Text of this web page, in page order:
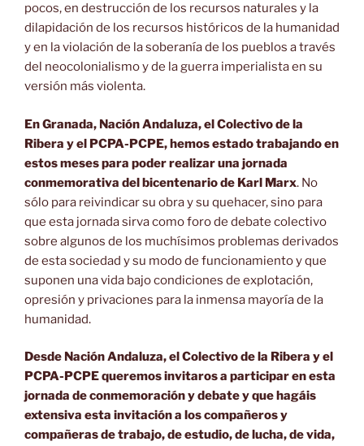
pocos, en destrucción de los recursos naturales y la
dilapidación de los recursos históricos de la humanidad
y en la violación de la soberanía de los pueblos a través
del neocolonialismo y de la guerra imperialista en su
versión más violenta.
En Granada, Nación Andaluza, el Colectivo de la
Ribera y el PCPA-PCPE, hemos estado trabajando en
estos meses para poder realizar una jornada
conmemorativa del bicentenario de Karl Marx. No
sólo para reivindicar su obra y su quehacer, sino para
que esta jornada sirva como foro de debate colectivo
sobre algunos de los muchísimos problemas derivados
de esta sociedad y su modo de funcionamiento y que
suponen una vida bajo condiciones de explotación,
opresión y privaciones para la inmensa mayoría de la
humanidad.
Desde Nación Andaluza, el Colectivo de la Ribera y el
PCPA-PCPE queremos invitaros a participar en esta
jornada de conmemoración y debate y que hagáis
extensiva esta invitación a los compañeros y
compañeras de trabajo, de estudio, de lucha, de vida,